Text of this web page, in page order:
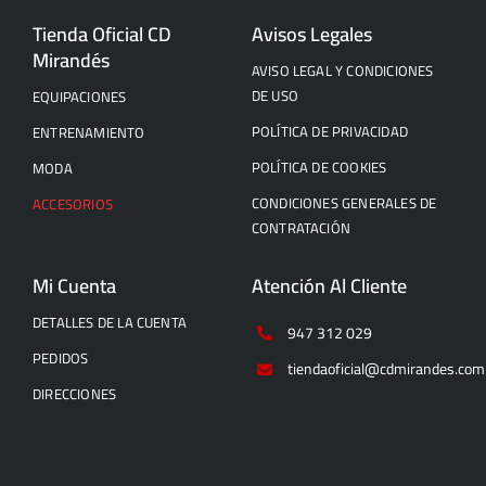
Tienda Oficial CD
Mirandés
EQUIPACIONES
ENTRENAMIENTO
MODA
ACCESORIOS
Avisos Legales
AVISO LEGAL Y CONDICIONES
DE USO
POLÍTICA DE PRIVACIDAD
POLÍTICA DE COOKIES
CONDICIONES GENERALES DE
CONTRATACIÓN
Mi Cuenta
DETALLES DE LA CUENTA
PEDIDOS
DIRECCIONES
Atención Al Cliente
947 312 029
tiendaoficial@cdmirandes.com